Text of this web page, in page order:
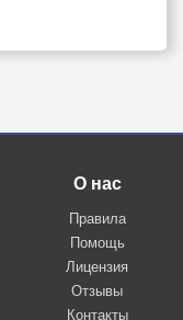
О нас
Правила
Помощь
Лицензия
Отзывы
Контакты